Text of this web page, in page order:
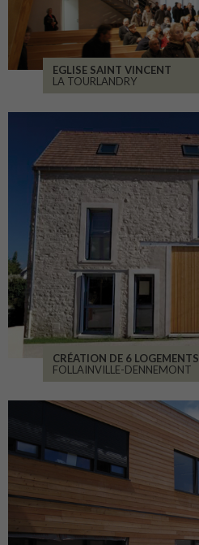
EGLISE SAINT VINCENT
LA TOURLANDRY
CRÉATION DE 6 LOGEMENTS
FOLLAINVILLE-DENNEMONT